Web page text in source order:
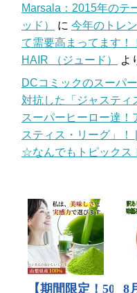
Marsala：2015年のテ
ッド）
に 今年のトレ
て需要高まってます
HAIR （ジュード）
よ
DCコミックのスーパ
対抗した「ジャスティ
スーパーヒーロー達！
スティス・リーグ」
☆なんでもトピックス